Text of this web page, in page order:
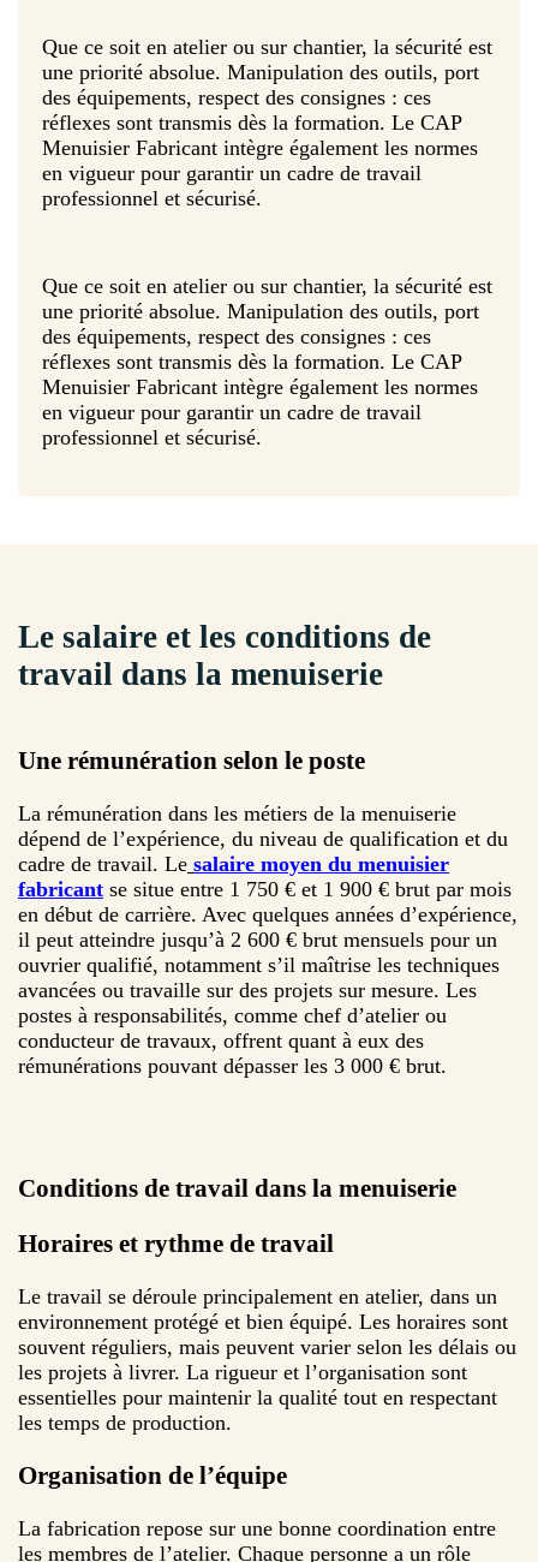
Que ce soit en atelier ou sur chantier, la sécurité est
une priorité absolue. Manipulation des outils, port
des équipements, respect des consignes : ces
réflexes sont transmis dès la formation. Le CAP
Menuisier Fabricant intègre également les normes
en vigueur pour garantir un cadre de travail
professionnel et sécurisé.
Que ce soit en atelier ou sur chantier, la sécurité est
une priorité absolue. Manipulation des outils, port
des équipements, respect des consignes : ces
réflexes sont transmis dès la formation. Le CAP
Menuisier Fabricant intègre également les normes
en vigueur pour garantir un cadre de travail
professionnel et sécurisé.
Le salaire et les conditions de
travail dans la menuiserie
Une rémunération selon le poste
La rémunération dans les métiers de la menuiserie
dépend de l’expérience, du niveau de qualification et du
cadre de travail. Le salaire moyen du menuisier
fabricant se situe entre 1 750 € et 1 900 € brut par mois
en début de carrière. Avec quelques années d’expérience,
il peut atteindre jusqu’à 2 600 € brut mensuels pour un
ouvrier qualifié, notamment s’il maîtrise les techniques
avancées ou travaille sur des projets sur mesure. Les
postes à responsabilités, comme chef d’atelier ou
conducteur de travaux, offrent quant à eux des
rémunérations pouvant dépasser les 3 000 € brut.
Conditions de travail dans la menuiserie
Horaires et rythme de travail
Le travail se déroule principalement en atelier, dans un
environnement protégé et bien équipé. Les horaires sont
souvent réguliers, mais peuvent varier selon les délais ou
les projets à livrer. La rigueur et l’organisation sont
essentielles pour maintenir la qualité tout en respectant
les temps de production.
Organisation de l’équipe
La fabrication repose sur une bonne coordination entre
les membres de l’atelier. Chaque personne a un rôle